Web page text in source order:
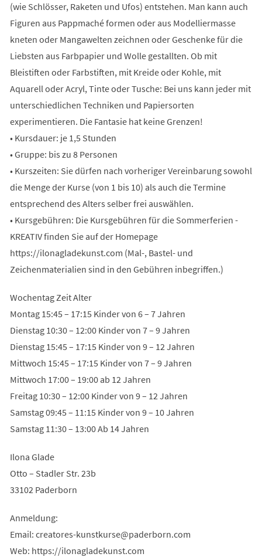
(wie Schlösser, Raketen und Ufos) entstehen. Man kann auch
Figuren aus Pappmaché formen oder aus Modelliermasse
kneten oder Mangawelten zeichnen oder Geschenke für die
Liebsten aus Farbpapier und Wolle gestallten. Ob mit
Bleistiften oder Farbstiften, mit Kreide oder Kohle, mit
Aquarell oder Acryl, Tinte oder Tusche: Bei uns kann jeder mit
unterschiedlichen Techniken und Papiersorten
experimentieren. Die Fantasie hat keine Grenzen!
• Kursdauer: je 1,5 Stunden
• Gruppe: bis zu 8 Personen
• Kurszeiten: Sie dürfen nach vorheriger Vereinbarung sowohl
die Menge der Kurse (von 1 bis 10) als auch die Termine
entsprechend des Alters selber frei auswählen.
• Kursgebühren: Die Kursgebühren für die Sommerferien -
KREATIV finden Sie auf der Homepage
https://ilonagladekunst.com (Mal-, Bastel- und
Zeichenmaterialien sind in den Gebühren inbegriffen.)
Wochentag Zeit Alter
Montag 15:45 – 17:15 Kinder von 6 – 7 Jahren
Dienstag 10:30 – 12:00 Kinder von 7 – 9 Jahren
Dienstag 15:45 – 17:15 Kinder von 9 – 12 Jahren
Mittwoch 15:45 – 17:15 Kinder von 7 – 9 Jahren
Mittwoch 17:00 – 19:00 ab 12 Jahren
Freitag 10:30 – 12:00 Kinder von 9 – 12 Jahren
Samstag 09:45 – 11:15 Kinder von 9 – 10 Jahren
Samstag 11:30 – 13:00 Ab 14 Jahren
Ilona Glade
Otto – Stadler Str. 23b
33102 Paderborn
Anmeldung:
Email: creatores-kunstkurse paderborn com
Web: https://ilonagladekunst.com